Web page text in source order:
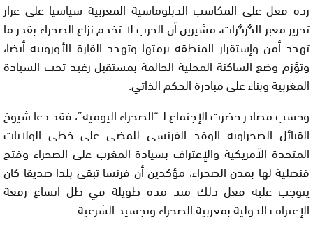
ردة فعل على المكاسب الدبلوماسية المغربية سياسيا على غرار
تحرير معبر الگرگرات، مشيرين أن الحرب لا تخدم نزاع الصحراء بقدر ما
تهدد أمن وإستقرار المنطقة برمتها وتهدد القارة الأوروبية أيضا،
وتؤزم وضع الساكنة المحلية الحالمة بمستقبل رغيد تحت السيادة
المغربية وبناء على مبادرة الحكم الذاتي.
وحسب مصادر حضرت الإجتماع لـ “الصحراء اليومية”، فقد دعا شيوخ
القبائل الصحراوية الوفد الفرنسي للمضي على خطى الولايات
المتحدة الأمريكية والإعتراف بسيادة المغرب على الصحراء وفتح
قنصلية لها بمدن الصحراء، مؤكدين أن فرنسا تبقى بلدا صديقا كان
يتوجب عليه فعل ذلك منذ مدة طويلة في ظل اتساع رقعة
الإعتراف الدولية بمغربية الصحراء وتجسيد الشرعية.